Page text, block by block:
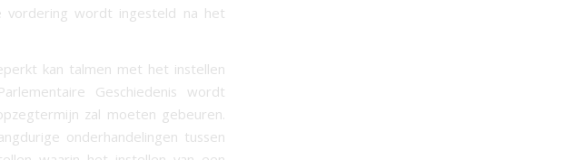
vordering wordt ingesteld na het
kan talmen met het instellen
Geschiedenis wordt
zal moeten gebeuren.
onderhandelingen tussen